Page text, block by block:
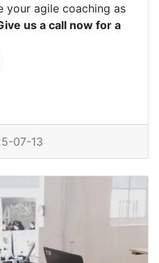
your agile coaching as
us a call now for a
07-13